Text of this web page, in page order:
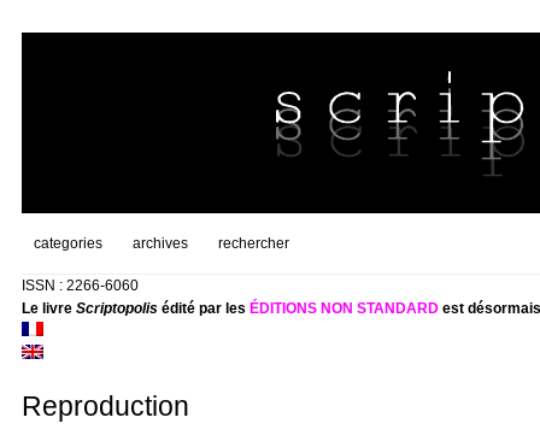
categories archives rechercher
ISSN : 2266-6060
Le livre Scriptopolisédité par les ÉDITIONS NON STANDARDest
Reproduction